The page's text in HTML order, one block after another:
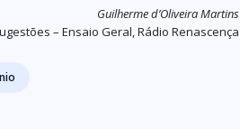
Guilherme d’Oliveira Martins
– Ensaio Geral, Rádio Renascença